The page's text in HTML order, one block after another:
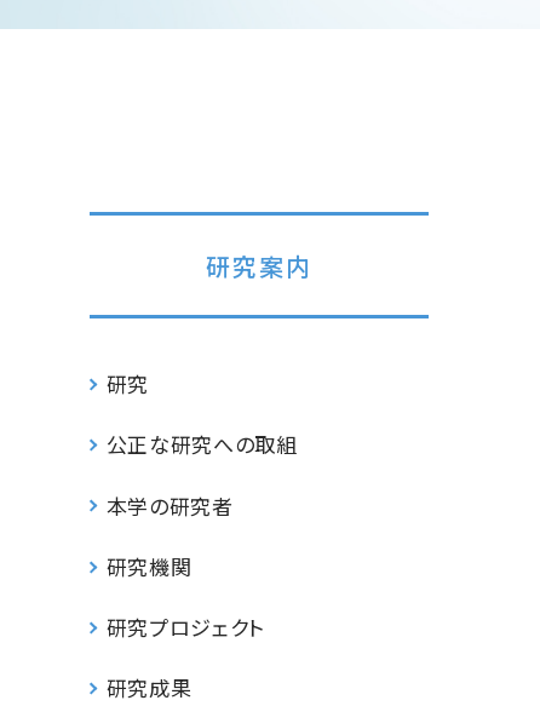
研究案内
研究
公正な研究への取組
本学の研究者
研究機関
研究プロジェクト
研究成果